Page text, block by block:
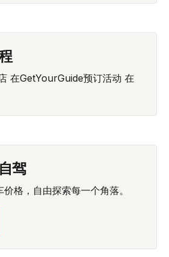
在GetYourGuide预订活动 在
驾
格，自由探索每一个角落。